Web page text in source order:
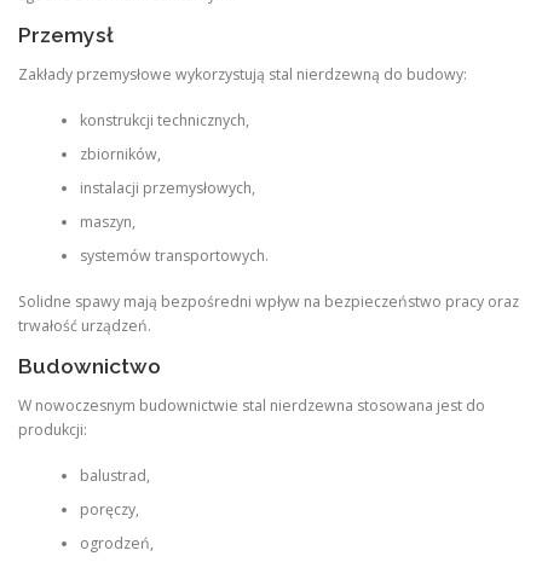
Przemysł
Zakłady przemysłowe wykorzystują stal nierdzewną do budowy:
konstrukcji technicznych,
zbiorników,
instalacji przemysłowych,
maszyn,
systemów transportowych.
Solidne spawy mają bezpośredni wpływ na bezpieczeństwo pracy oraz
trwałość urządzeń.
Budownictwo
W nowoczesnym budownictwie stal nierdzewna stosowana jest do
produkcji:
balustrad,
poręczy,
ogrodzeń,